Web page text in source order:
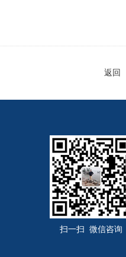
返回
扫一扫 微信咨询